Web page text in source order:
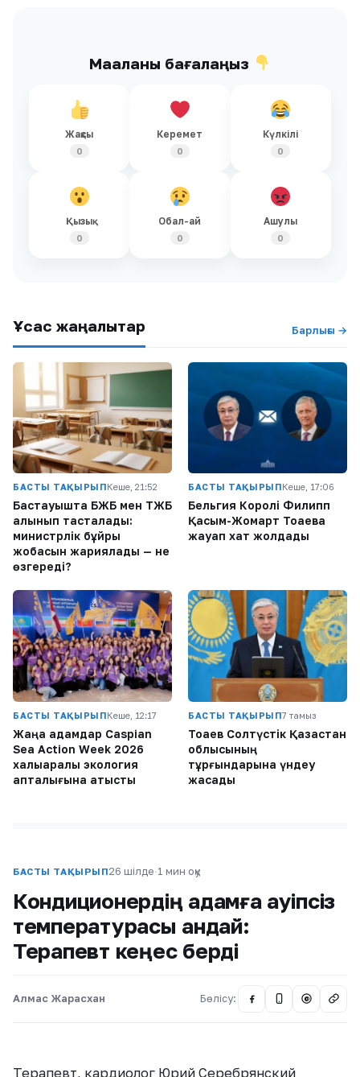
Мақаланы бағалаңыз
Жақсы
0
Керемет
0
Күлкілі
0
Қызық
0
Обал-ай
0
Ашулы
0
Ұқсас жаңалықтар Барлығы →
БАСТЫ ТАҚЫРЫПКеше, 21:52
Бастауышта БЖБ мен ТЖБ
алынып тасталады:
министрлік бұйрық
жобасын жариялады — не
өзгереді?
БАСТЫ ТАҚЫРЫПКеше, 17:06
Бельгия Королі Филипп
Қасым-Жомарт Тоқаевқа
жауап хат жолдады
БАСТЫ ТАҚЫРЫПКеше, 12:17
Жаңа адамдар Caspian
Sea Action Week 2026
халықаралық экология
апталығына қатысты
БАСТЫ ТАҚЫРЫП7 тамыз
Тоқаев Солтүстік Қазақстан
облысының
тұрғындарына үндеу
жасады
БАСТЫ ТАҚЫРЫП26 шілде·1 мин оқу
Кондиционердің адамға қауіпсіз
температурасы қандай:
Терапевт кеңес берді
Алмас Жарасхан Бөлісу: @
Терапевт, кардиолог Юрий Серебрянский